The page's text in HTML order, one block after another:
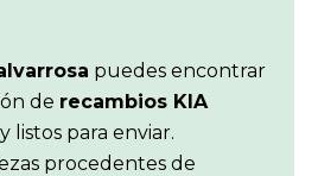
puedes encontrar
de recambios KIA
listos para enviar.
procedentes de